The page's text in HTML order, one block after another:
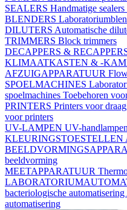
SEALERS Handmatige sealers
BLENDERS
DILUTERS Automatische
TRIMMERS Block trimmers
DECAPPERS &
KLIMAATKASTEN & -
AFZUIGAPPARATUUR
SPOELMACHINES
spoelmachines Toebehoren
PRINTERS Printers voor
voor printers
UV-LAMPEN UV-handlampen
KLEURINGSTOESTELLEN
beeldvorming
MEETAPPARATUUR
bacteriologische automatisering
automatisering